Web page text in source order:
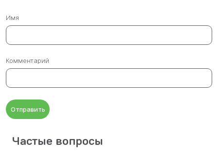
Имя
Комментарий
Отправить
Частые вопросы